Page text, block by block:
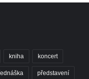
kniha koncert
představení